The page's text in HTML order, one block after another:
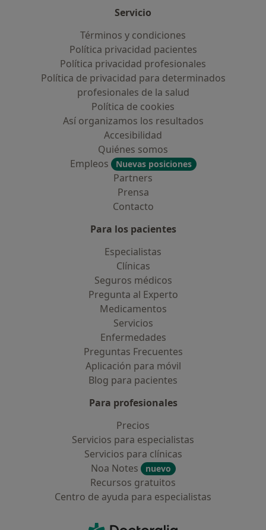
Servicio
Términos y condiciones
Política privacidad pacientes
Política privacidad profesionales
Política de privacidad para determinados
profesionales de la salud
Política de cookies
Así organizamos los resultados
Accesibilidad
Quiénes somos
Empleos
Nuevas posiciones
Partners
Prensa
Contacto
Para los pacientes
Especialistas
Clínicas
Seguros médicos
Pregunta al Experto
Medicamentos
Servicios
Enfermedades
Preguntas Frecuentes
Aplicación para móvil
Blog para pacientes
Para profesionales
Precios
Servicios para especialistas
Servicios para clínicas
Noa Notes
nuevo
Recursos gratuitos
Centro de ayuda para especialistas
Doctoralia - Página de inicio